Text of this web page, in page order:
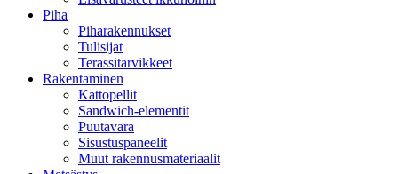
Piha
Piharakennukset
Tulisijat
Terassitarvikkeet
Rakentaminen
Kattopellit
Sandwich-elementit
Puutavara
Sisustuspaneelit
Muut rakennusmateriaalit